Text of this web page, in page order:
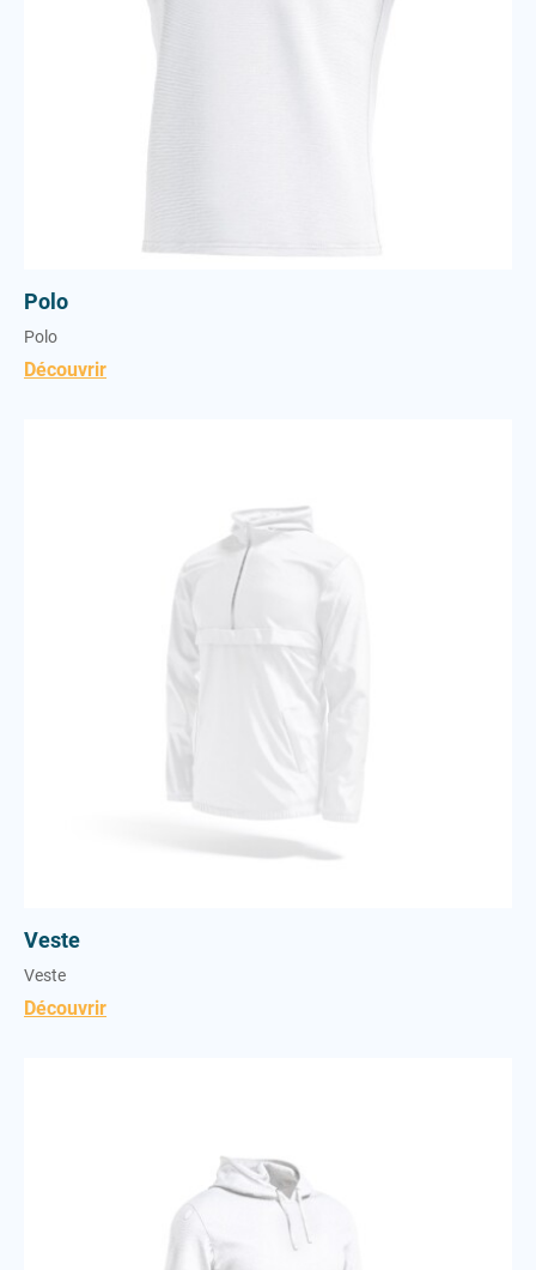
Polo
Polo
Découvrir
Veste
Veste
Découvrir